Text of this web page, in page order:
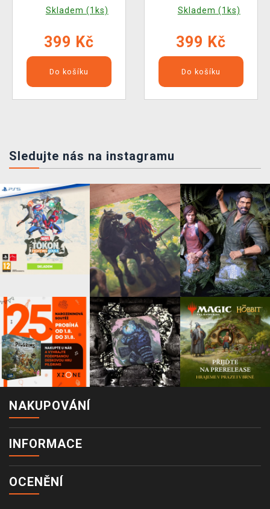
Skladem (1ks)
399 Kč
Do košíku
Skladem (1ks)
399 Kč
Do košíku
Sledujte nás na instagramu
NAKUPOVÁNÍ
INFORMACE
OCENĚNÍ